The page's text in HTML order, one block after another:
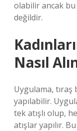
olabilir ancak bu
değildir.
Nasıl
Uygulama, tıraş
yapılabilir.
tek atışlı olup,
atışlar yapılır.